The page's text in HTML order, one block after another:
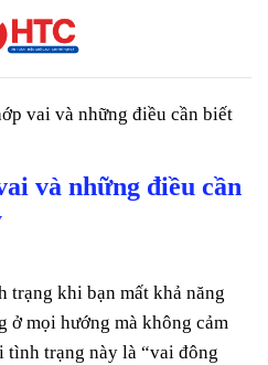
vai và những điều cần biết
và những điều cần
trạng khi bạn mất khả năng
ở mọi hướng mà không cảm
trạng này là “vai đông